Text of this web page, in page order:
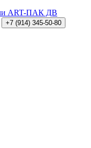
+7 (914) 345-50-80